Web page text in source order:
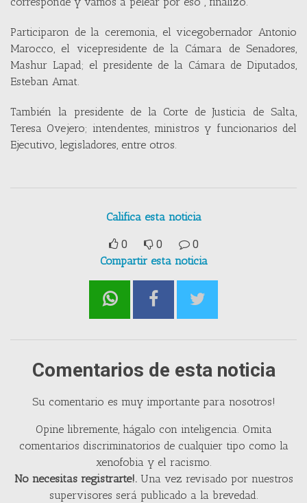
Participaron de la ceremonia, el vicegobernador Antonio
Marocco, el vicepresidente de la Cámara de Senadores,
Mashur Lapad; el presidente de la Cámara de Diputados,
Esteban Amat.
También la presidente de la Corte de Justicia de Salta,
Teresa Ovejero; intendentes, ministros y funcionarios del
Ejecutivo, legisladores, entre otros.
Califica esta noticia
0 0
0
Compartir esta noticia
Comentarios de esta noticia
Su comentario es muy importante para nosotros!
Opine libremente, hágalo con inteligencia. Omita
comentarios discriminatorios de cualquier tipo como la
xenofobia y el racismo.
No necesitas registrarte!.Una vez revisado por nuestros
supervisores será publicado a la brevedad.